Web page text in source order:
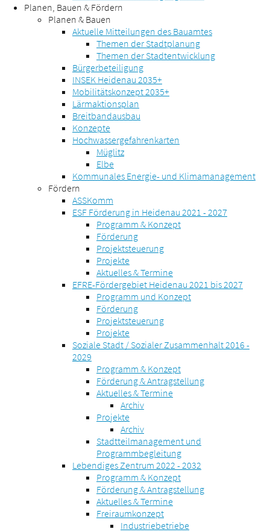
Planen, Bauen & Fördern
Planen & Bauen
Aktuelle Mitteilungen des Bauamtes
Themen der Stadtplanung
Themen der Stadtentwicklung
Bürgerbeteiligung
INSEK Heidenau 2035+
Mobilitätskonzept 2035+
Lärmaktionsplan
Breitbandausbau
Konzepte
Hochwassergefahrenkarten
Müglitz
Elbe
Kommunales Energie- und Klimamanagement
Fördern
ASSKomm
ESF Förderung in Heidenau 2021 - 2027
Programm & Konzept
Förderung
Projektsteuerung
Projekte
Aktuelles & Termine
EFRE-Fördergebiet Heidenau 2021 bis 2027
Programm und Konzept
Förderung
Projektsteuerung
Projekte
Soziale Stadt / Sozialer Zusammenhalt 2016 -
2029
Programm & Konzept
Förderung & Antragstellung
Aktuelles & Termine
Archiv
Projekte
Archiv
Stadtteilmanagement und
Programmbegleitung
Lebendiges Zentrum 2022 - 2032
Programm & Konzept
Förderung & Antragstellung
Aktuelles & Termine
Freiraumkonzept
Industriebetriebe